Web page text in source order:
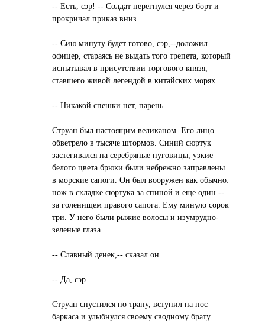
-- Есть, сэр! -- Солдат перегнулся через борт и
прокричал приказ вниз.
-- Сию минуту будет готово, сэр,--доложил
офицер, стараясь не выдать того трепета, который
испытывал в присутствии торгового князя,
ставшего живой легендой в китайских морях.
-- Никакой спешки нет, парень.
Струан был настоящим великаном. Его лицо
обветрело в тысяче штормов. Синий сюртук
застегивался на серебряные пуговицы, узкие
белого цвета брюки были небрежно заправлены
в морские сапоги. Он был вооружен как обычно:
нож в складке сюртука за спиной и еще один --
за голенищем правого сапога. Ему минуло сорок
три. У него были рыжие волосы и изумрудно-
зеленые глаза
-- Славный денек,-- сказал он.
-- Да, сэр.
Струан спустился по трапу, вступил на нос
баркаса и улыбнулся своему сводному брату